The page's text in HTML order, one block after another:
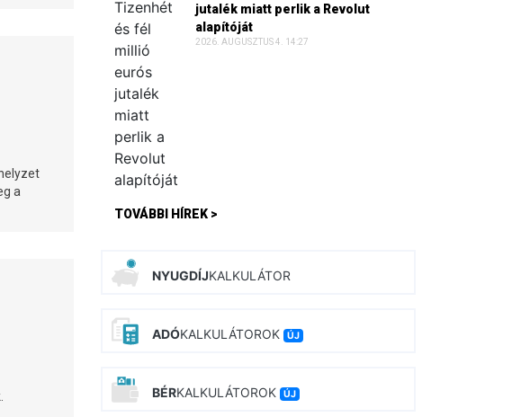
a
jutalék miatt perlik a Revolut
alapítóját
2026. AUGUSZTUS 4. 14:27
TOVÁBBI HÍREK >
NYUGDÍJKALKULÁTOR
ADÓKALKULÁTOROK ÚJ
BÉRKALKULÁTOROK ÚJ